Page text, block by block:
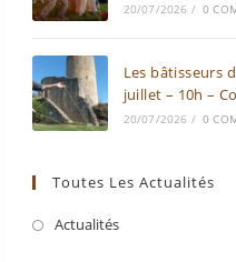
20/07/2026 / 0
Les bâtisseurs
juillet – 10h –
20/07/2026 / 0
Toutes Les Actualités
Actualités